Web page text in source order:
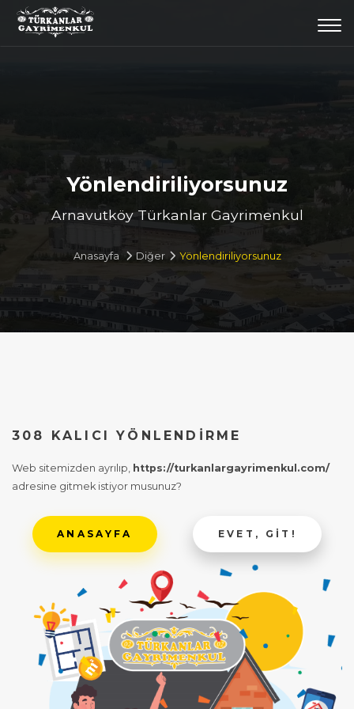
Yönlendiriliyorsunuz
Arnavutköy Türkanlar Gayrimenkul
Anasayfa Diğer Yönlendiriliyorsunuz
308 KALICI YÖNLENDIRME
Web sitemizden ayrılıp, https://turkanlargayrimenkul.com/
adresine gitmek istiyor musunuz?
ANASAYFA EVET, GIT!